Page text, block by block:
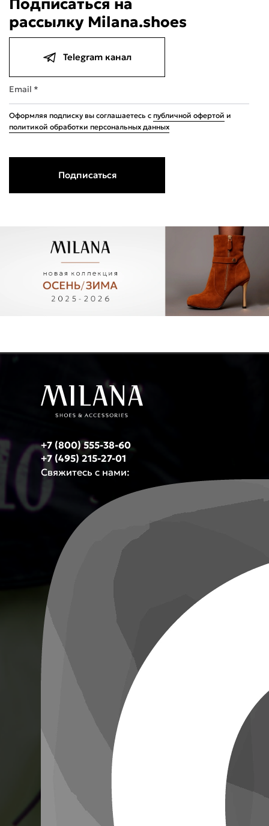
ПоделиМоккаДавай делить
Сегодня
160 ₽
21 августа
160 ₽
04 сентября
160 ₽
18 сентября
160 ₽
Без комиссий и переплат
Подписаться на
рассылку Milana.shoes
Telegram канал
Email *
Оформляя подписку вы соглашаетесь с публичной офертой и
политикой обработки персональных данных
Подписаться
+7 (800) 555-38-60
+7 (495) 215-27-01
Свяжитесь с нами:
Поделится